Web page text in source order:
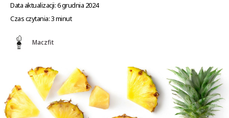
Data aktualizacji: 6 grudnia 2024
Czas czytania: 3 minut
Maczfit